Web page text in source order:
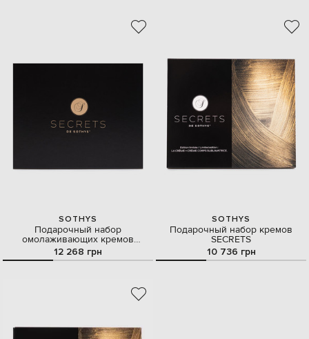
SOTHYS
Подарочный набор
омолаживающих кремов
SECRETS для лица 50 мл и
контура глаз и губ 15 мл
12 268 грн
SOTHYS
Подарочный набор кремов
SECRETS
10 736 грн